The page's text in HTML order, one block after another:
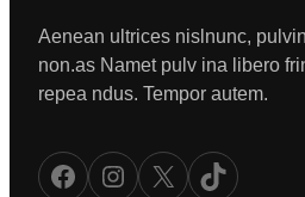
Aenean ultrices nislnunc,
non.as Namet pulv ina libero
repea ndus. Tempor autem.
Facebook Instagram X TikTok